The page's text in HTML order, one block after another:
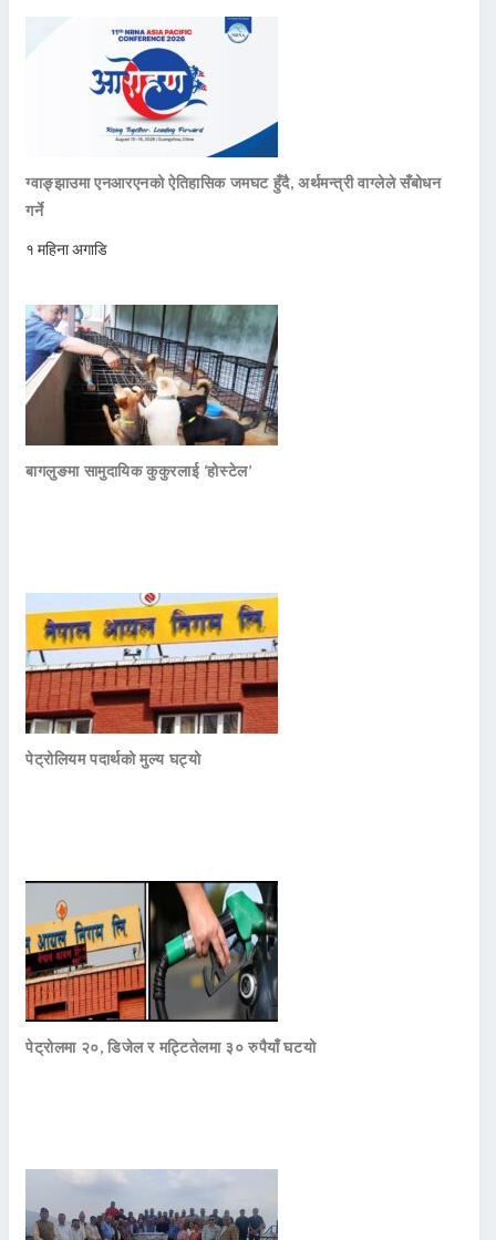
ग्वाङ्झाउमा एनआरएनको ऐतिहासिक जमघट हुँदै, अर्थमन्त्री वाग्लेले सँबोधन
गर्ने
१ महिना अगाडि
बागलुङमा सामुदायिक कुकुरलाई ‘होस्टेल’
पेट्रोलियम पदार्थको मुल्य घट्यो
पेट्रोलमा २०, डिजेल र मट्टितेलमा ३० रुपैयाँ घटयो